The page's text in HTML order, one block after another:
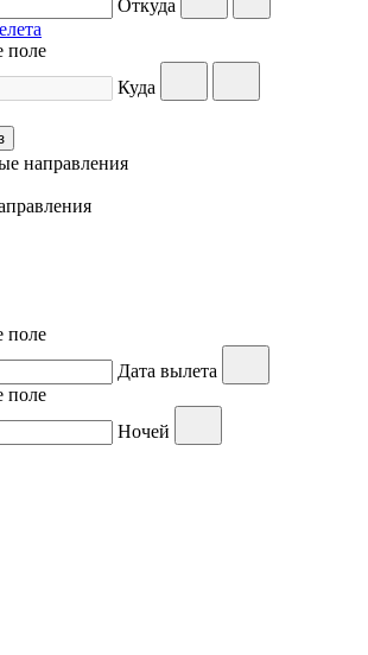
Откуда
поле
Куда
направления
поле
Дата вылета
поле
Ночей